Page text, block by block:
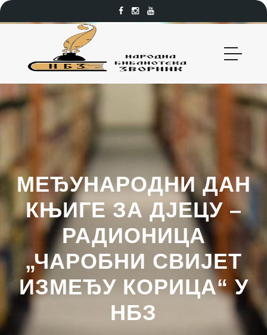
МЕЂУНАРОДНИ ДАН
КЊИГЕ ЗА ДЈЕЦУ –
РАДИОНИЦА
„ЧАРОБНИ СВИЈЕТ
ИЗМЕЂУ КОРИЦА“ У
НБЗ